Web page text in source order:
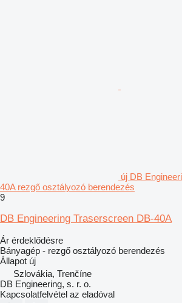
új DB
40A rezgő osztályozó berendezés
9
DB Engineering Traserscreen DB-40A
Ár érdeklődésre
Bányagép - rezgő osztályozó berendezés
Állapot új
Szlovákia, Trenčíne
DB Engineering, s. r. o.
Kapcsolatfelvétel az eladóval